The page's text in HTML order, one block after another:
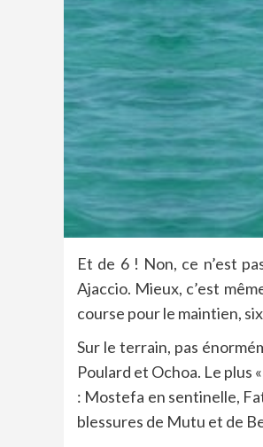
Et de 6 ! Non, ce n’est
Ajaccio. Mieux, c’est
course pour le maintien,
Sur le terrain, pas
Poulard et Ochoa. Le plus
: Mostefa en sentinelle,
blessures de Mutu et de